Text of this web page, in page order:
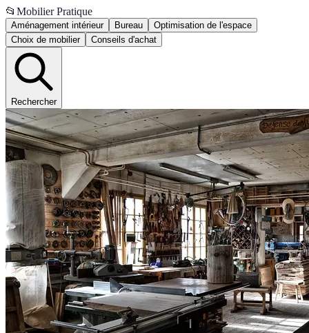
📂 Mobilier Pratique
Aménagement intérieur Bureau
Optimisation de l'espace
Choix de mobilier
Conseils d'achat
Rechercher